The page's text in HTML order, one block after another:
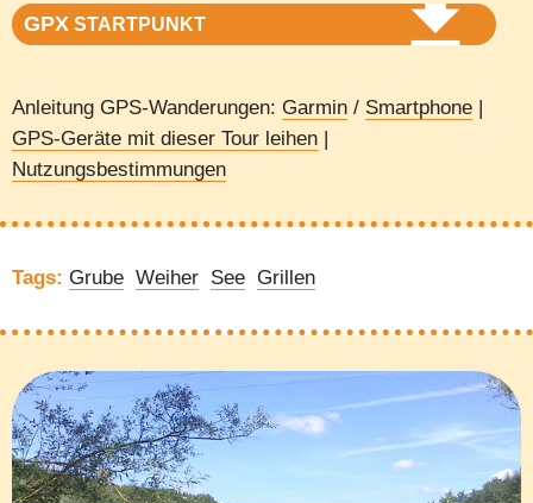
GPX STARTPUNKT
Anleitung GPS-Wanderungen: Garmin / Smartphone
GPS-Geräte mit dieser Tour leihen
Nutzungsbestimmungen
Tags: Grube Weiher See Grillen